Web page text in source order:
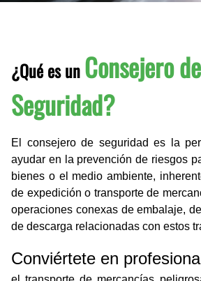
¿Qué es unConsejero de
Seguridad?
El consejero de seguridad es la
ayudar en la prevención de riesgos
bienes o el medio ambiente,
de expedición o transporte de
operaciones conexas de embalaje,
de descarga relacionadas con estos
Conviértete en